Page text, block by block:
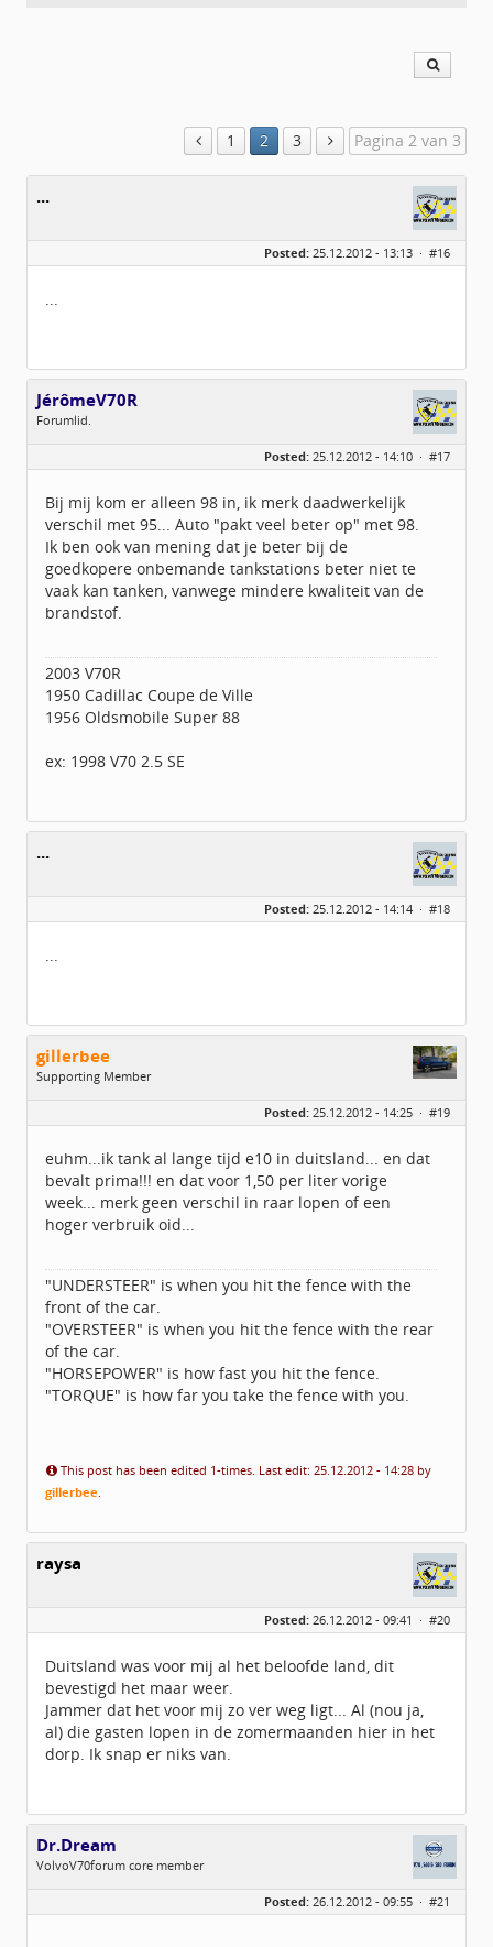
1 2 3 Pagina 2 van 3
...
Posted: 25.12.2012 - 13:13 · #16
...
JérômeV70R
Forumlid.
Berichten:
114
Posted: 25.12.2012 - 14:10 · #17
Bij mij kom er alleen 98 in, ik merk daadwerkelijk
verschil met 95... Auto "pakt veel beter op" met 98.
Ik ben ook van mening dat je beter bij de
goedkopere onbemande tankstations beter niet te
vaak kan tanken, vanwege mindere kwaliteit van de
brandstof.
2003 V70R
1950 Cadillac Coupe de Ville
1956 Oldsmobile Super 88
ex: 1998 V70 2.5 SE
...
Posted: 25.12.2012 - 14:14 · #18
...
gillerbee
Supporting Member
Leeftijd:
54
Geregistreerd:09 / 2010
Posted: 25.12.2012 - 14:25 · #19
euhm...ik tank al lange tijd e10 in duitsland... en dat
bevalt prima!!! en dat voor 1,50 per liter vorige
week... merk geen verschil in raar lopen of een
hoger verbruik oid...
"UNDERSTEER" is when you hit the fence with the
front of the car.
"OVERSTEER" is when you hit the fence with the rear
of the car.
"HORSEPOWER" is how fast you hit the fence.
"TORQUE" is how far you take the fence with you.
This post has been edited 1-times. Last edit: 25.12.2012 - 14:28 by
gillerbee.
raysa
Posted: 26.12.2012 - 09:41 · #20
Duitsland was voor mij al het beloofde land, dit
bevestigd het maar weer.
Jammer dat het voor mij zo ver weg ligt... Al (nou ja,
al) die gasten lopen in de zomermaanden hier in het
dorp. Ik snap er niks van.
Dr.Dream
VolvoV70forum core member
Übach-Palenberg (Scherpenseel)
Leeftijd:
44
Posted: 26.12.2012 - 09:55 · #21